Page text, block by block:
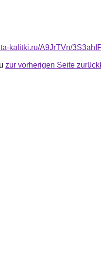
kalitki.ru/A9JrTVn/
zur vorherigen Seite